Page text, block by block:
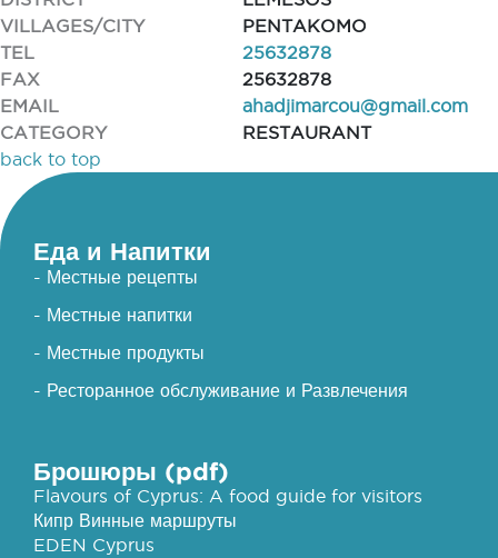
VILLAGES/CITY
PENTAKOMO
TEL
25632878
FAX
25632878
EMAIL
ahadjimarcou@gmail.com
CATEGORY
RESTAURANT
back to top
Еда и Напитки
- Местные рецепты
- Местные напитки
- Местные продукты
- Ресторанное обслуживание и Развлечения
Брошюры (pdf)
Flavours of Cyprus: A food guide for visitors
Кипр Винные маршруты
EDEN Cyprus